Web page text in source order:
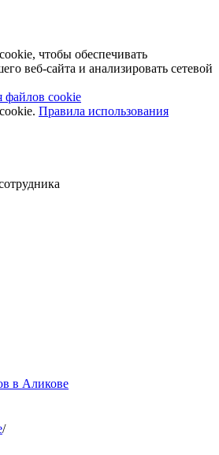
чтобы обеспечивать
веб-сайта и анализировать сетевой
файлов cookie
Правила использования
в Аликове
/